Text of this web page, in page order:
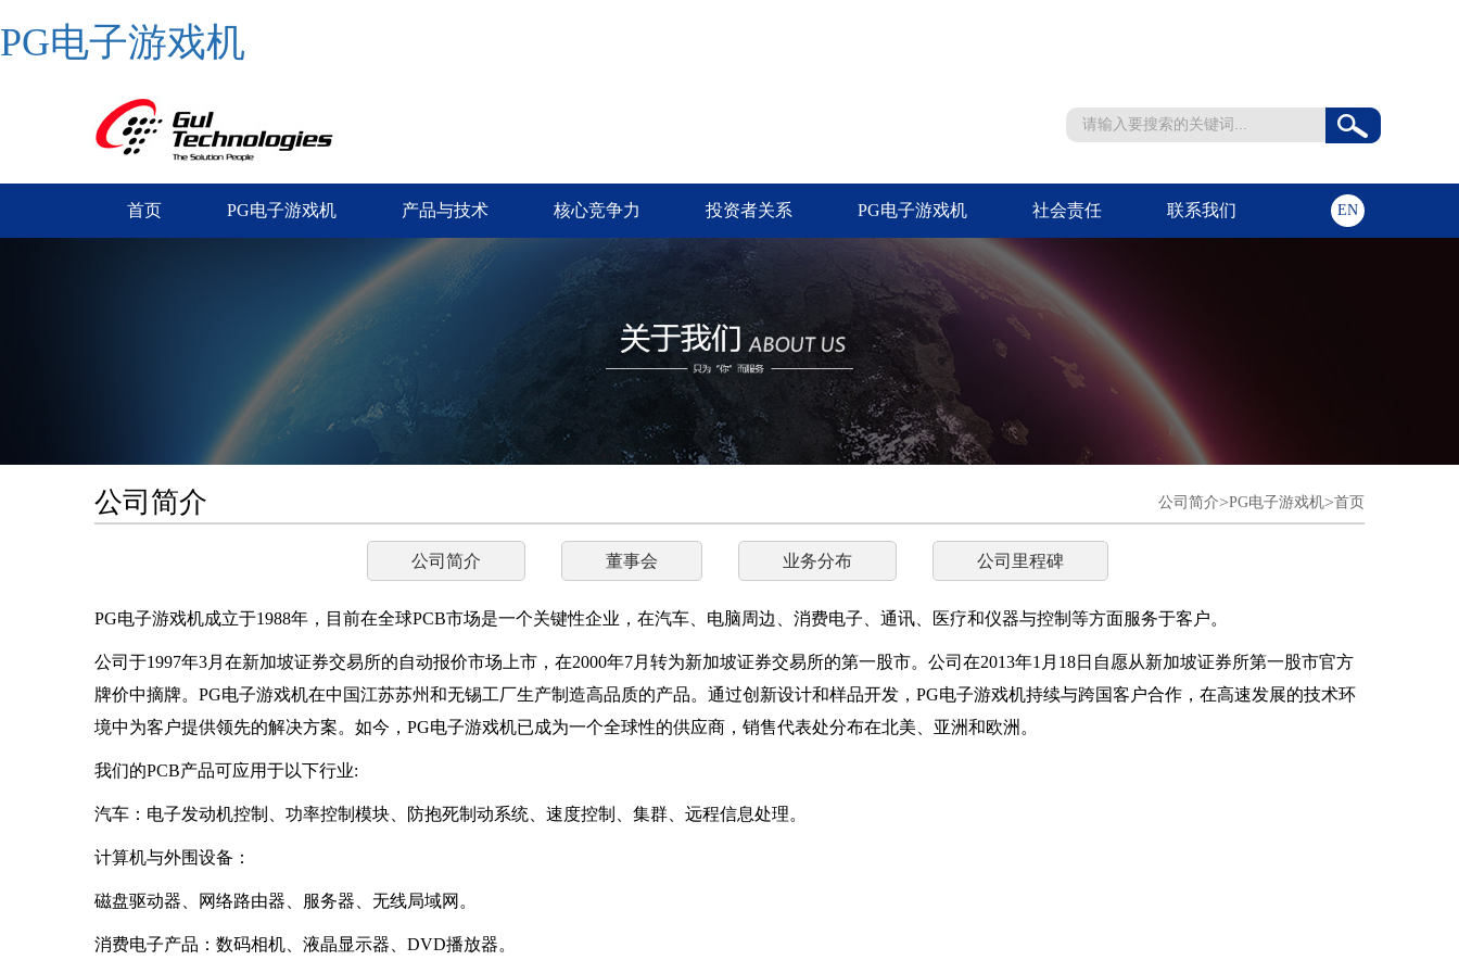
PG电子游戏机
首页 PG电子游戏机 产品与技术 核心竞争力 投资者关系 PG电子游戏机 社会责任 联系我们 EN
公司简介 首页
>
PG电子游戏机
>
公司简介
公司简介 董事会 业务分布 公司里程碑
PG电子游戏机成立于1988年，目前在全球PCB市场是一个关键性企业，在汽车、电脑周边、消费电子、通讯、医疗和仪器与控制等方面服务于客户。
公司于1997年3月在新加坡证券交易所的自动报价市场上市，在2000年7月转为新加坡证券交易所的第一股市。公司在2013年1月18日自愿从新加坡证券所第一股市官方
牌价中摘牌。PG电子游戏机在中国江苏苏州和无锡工厂生产制造高品质的产品。通过创新设计和样品开发，PG电子游戏机持续与跨国客户合作，在高速发展的技术环
境中为客户提供领先的解决方案。如今，PG电子游戏机已成为一个全球性的供应商，销售代表处分布在北美、亚洲和欧洲。
我们的PCB产品可应用于以下行业:
汽车：电子发动机控制、功率控制模块、防抱死制动系统、速度控制、集群、远程信息处理。
计算机与外围设备：
磁盘驱动器、网络路由器、服务器、无线局域网。
消费电子产品：数码相机、液晶显示器、DVD播放器。